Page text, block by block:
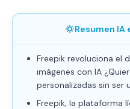
Resumen IA
Freepik revoluciona el
imágenes con IA
personalizadas sin ser
Freepik, la plataforma